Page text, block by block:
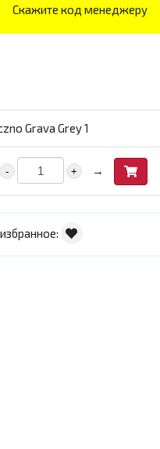
Скажите код менеджеру
Grava Grey 1
- + →